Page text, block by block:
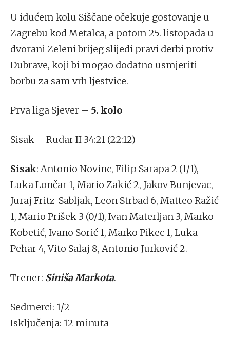
U idućem kolu Siščane očekuje gostovanje u
Zagrebu kod Metalca, a potom 25. listopada u
dvorani Zeleni brijeg slijedi pravi derbi protiv
Dubrave, koji bi mogao dodatno usmjeriti
borbu za sam vrh ljestvice.
Prva liga Sjever – 5. kolo
Sisak – Rudar II 34:21 (22:12)
Sisak: Antonio Novinc, Filip Sarapa 2 (1/1),
Luka Lončar 1, Mario Zakić 2, Jakov Bunjevac,
Juraj Fritz-Sabljak, Leon Strbad 6, Matteo Ražić
1, Mario Prišek 3 (0/1), Ivan Materljan 3, Marko
Kobetić, Ivano Sorić 1, Marko Pikec 1, Luka
Pehar 4, Vito Salaj 8, Antonio Jurković 2.
Trener: Siniša Markota.
Sedmerci: 1/2
Isključenja: 12 minuta